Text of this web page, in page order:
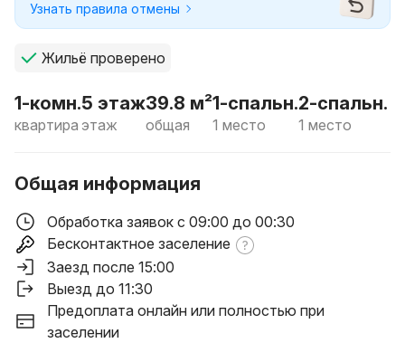
Узнать правила отмены
Жильё проверено
1-комн.
квартира
5 этаж
этаж
39.8 м²
общая
1-спальн.
1 место
2-спальн.
1 место
Общая информация
Обработка заявок с 09:00 до 00:30
Бесконтактное заселение
Заезд после 15:00
Выезд до 11:30
Предоплата онлайн или полностью при
заселении